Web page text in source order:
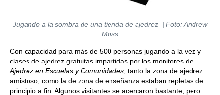
Jugando a la sombra de una tienda de ajedrez | Foto: Andrew
Moss
Con capacidad para más de 500 personas jugando a la vez y
clases de ajedrez gratuitas impartidas por los monitores de
Ajedrez en Escuelas y Comunidades , tanto la zona de ajedrez
amistoso, como la de zona de enseñanza estaban repletas de
principio a fin. Algunos visitantes se acercaron bastante, pero